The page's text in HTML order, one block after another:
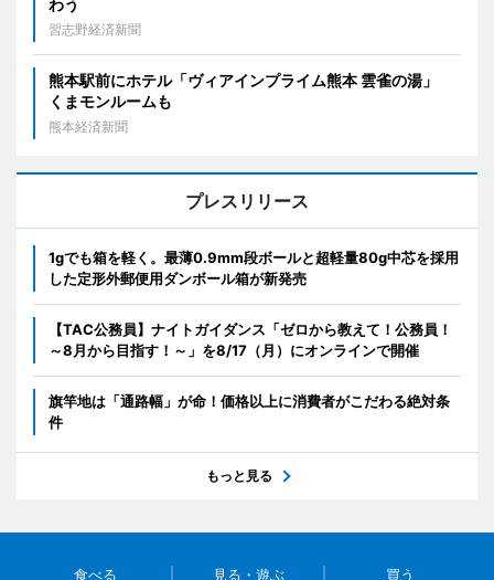
習志野経済新聞
熊本駅前にホテル「ヴィアインプライム熊本 雲雀の湯」
くまモンルームも
熊本経済新聞
プレスリリース
1gでも箱を軽く。最薄0.9mm段ボールと超軽量80g中芯を採用
した定形外郵便用ダンボール箱が新発売
【TAC公務員】ナイトガイダンス「ゼロから教えて！公務員！
～8月から目指す！～」を8/17（月）にオンラインで開催
旗竿地は「通路幅」が命！価格以上に消費者がこだわる絶対条
件
もっと見る
食べる 見る・遊ぶ 買う